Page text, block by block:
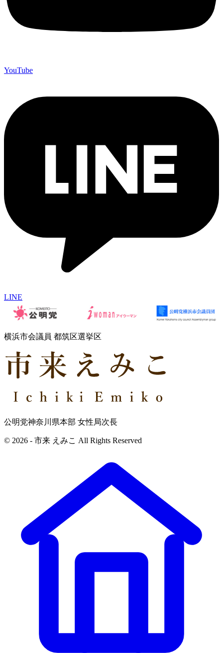
YouTube
LINE
横浜市会議員 都筑区選挙区
公明党神奈川県本部 女性局次長
© 2026 - 市来 えみこ All Rights Reserved